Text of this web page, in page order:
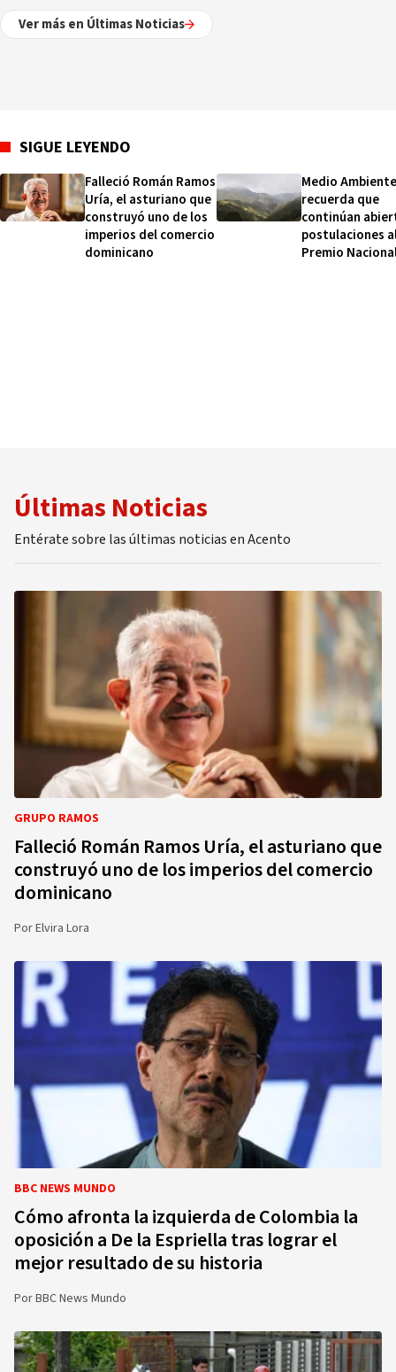
Ver más en Últimas Noticias
SIGUE LEYENDO
Falleció Román Ramos
Uría, el asturiano que
construyó uno de los
imperios del comercio
dominicano
Medio Ambiente
recuerda que
continúan
postulaciones
Premio